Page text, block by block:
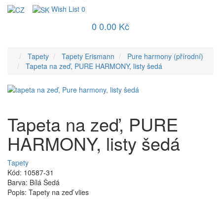
Wish List 0
0 0.00 Kč
Tapety Tapety Erismann
Pure harmony (přírodní)
Tapeta na zeď, PURE HARMONY, listy šedá
Tapeta na zeď, PURE
HARMONY, listy šedá
Tapety
Kód: 10587-31
Barva: Bílá Šedá
Popis: Tapety na zeď vlies